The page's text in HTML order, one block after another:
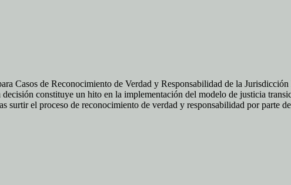
Casos de Reconocimiento de Verdad y Responsabilidad de la
constituye un hito en la implementación del modelo de justicia
surtir el proceso de reconocimiento de verdad y responsabilidad por parte